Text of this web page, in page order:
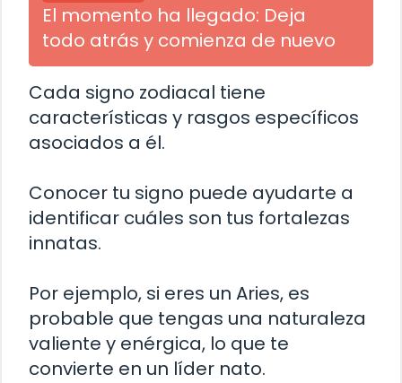
El momento ha llegado: Deja
todo atrás y comienza de nuevo
Cada signo zodiacal tiene
características y rasgos específicos
asociados a él.
Conocer tu signo puede ayudarte a
identificar cuáles son tus fortalezas
innatas.
Por ejemplo, si eres un Aries, es
probable que tengas una naturaleza
valiente y enérgica, lo que te
convierte en un líder nato.